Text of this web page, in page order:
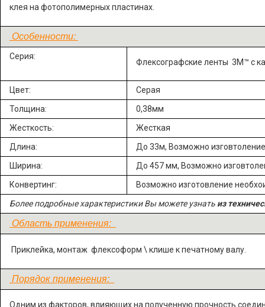
клея на фотополимерных пластинах.
Особенности:
Серия:
Флексографские ленты 3M™ с
Цвет:
Серая
Толщина:
0,38мм
Жесткость:
Жесткая
Длина:
До 33м, Возможно
Ширина:
До 457 мм, Возможно
Конвертинг:
Возможно изготовление
Более подробные характеристики Вы можете узнать из
Область применения:
Приклейка, монтаж флексоформ \ клише к печатному валу.
Порядок применения:
Одним из факторов, влияющих на полученную прочность